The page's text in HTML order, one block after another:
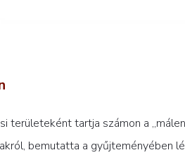
területeként tartja számon a
bemutatta a gyűjteményében